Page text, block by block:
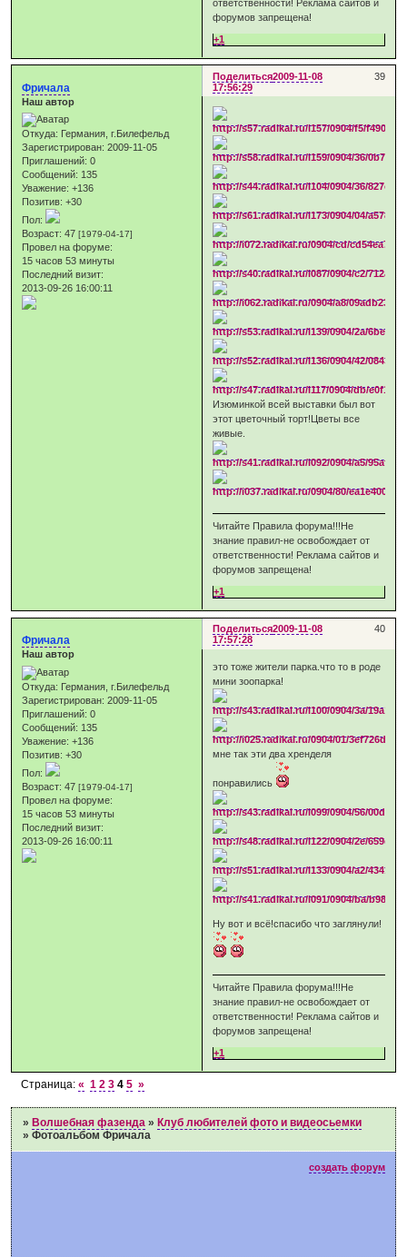
ответственности! Реклама сайтов и
форумов запрещена!
+1
Поделиться 39
2009-11-08
17:56:29
Фричала
Наш автор
Откуда: Германия, г.Билефельд
Зарегистрирован: 2009-11-05
Приглашений: 0
Сообщений: 135
Уважение: +136
Позитив: +30
Пол:
Возраст: 47[1979-04-17]
Провел на форуме:
15 часов 53 минуты
Последний визит:
2013-09-26 16:00:11
Изюминкой всей выставки был вот
этот цветочный торт!Цветы все
живые.
Читайте Правила форума!!!Не
знание правил-не освобождает от
ответственности! Реклама сайтов и
форумов запрещена!
+1
Поделиться 40
2009-11-08
17:57:28
Фричала
Наш автор
Откуда: Германия, г.Билефельд
Зарегистрирован: 2009-11-05
Приглашений: 0
Сообщений: 135
Уважение: +136
Позитив: +30
Пол:
Возраст: 47[1979-04-17]
Провел на форуме:
15 часов 53 минуты
Последний визит:
2013-09-26 16:00:11
это тоже жители парка.что то в роде
мини зоопарка!
мне так эти два хренделя
понравились
Ну вот и всё!спасибо что заглянули!
Читайте Правила форума!!!Не
знание правил-не освобождает от
ответственности! Реклама сайтов и
форумов запрещена!
+1
Страница:« 1 2 3 4 5 »
» Волшебная фазенда » Клуб любителей фото и видеосьемки
»Фотоальбом Фричала
создать форум